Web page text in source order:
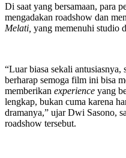
Di saat yang bersamaan, para
mengadakan roadshow dan
Melati, yang memenuhi
“Luar biasa sekali antusiasnya,
berharap semoga film ini bisa
memberikan experience yang
lengkap, bukan cuma karena
dramanya,” ujar Dwi Sasono,
roadshow tersebut.